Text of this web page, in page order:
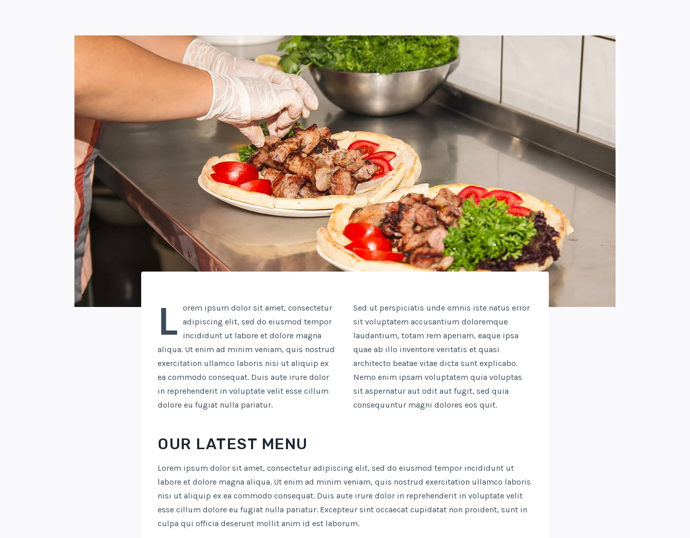
L orem ipsum dolor sit amet, consectetur
adipiscing elit, sed do eiusmod tempor
incididunt ut labore et dolore magna
aliqua. Ut enim ad minim veniam, quis nostrud
exercitation ullamco laboris nisi ut aliquip ex
ea commodo consequat. Duis aute irure dolor
in reprehenderit in voluptate velit esse cillum
dolore eu fugiat nulla pariatur.
Sed ut perspiciatis unde omnis iste natus error
sit voluptatem accusantium doloremque
laudantium, totam rem aperiam, eaque ipsa
quae ab illo inventore veritatis et quasi
architecto beatae vitae dicta sunt explicabo.
Nemo enim ipsam voluptatem quia voluptas
sit aspernatur aut odit aut fugit, sed quia
consequuntur magni dolores eos quit.
OUR LATEST MENU
Lorem ipsum dolor sit amet, consectetur adipiscing elit, sed do eiusmod tempor incididunt ut
labore et dolore magna aliqua. Ut enim ad minim veniam, quis nostrud exercitation ullamco laboris
nisi ut aliquip ex ea commodo consequat. Duis aute irure dolor in reprehenderit in voluptate velit
esse cillum dolore eu fugiat nulla pariatur. Excepteur sint occaecat cupidatat non proident, sunt in
culpa qui officia deserunt mollit anim id est laborum.